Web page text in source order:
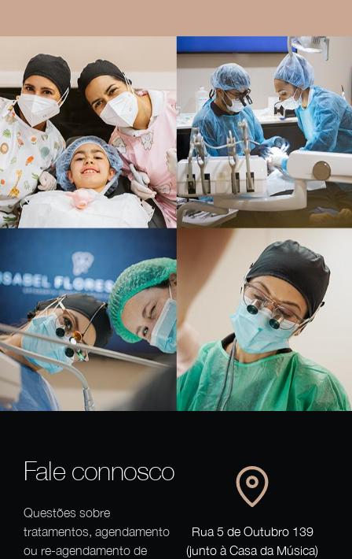
Fale connosco
Questões sobre
tratamentos, agendamento
ou re-agendamento de
Rua 5 de Outubro 139
(junto à Casa da Música)